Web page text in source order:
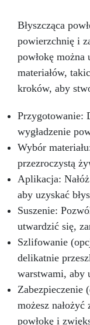
Błyszcząca
powierzchnię i
powłokę można
materiałów,
kroków, aby
Przygotowanie:
wygładzenie
Wybór
przezroczystą
Aplikacja:
aby uzyskać
Suszenie:
utwardzić się,
Szlifowanie
delikatnie
warstwami, aby
Zabezpieczenie
możesz
powłokę i